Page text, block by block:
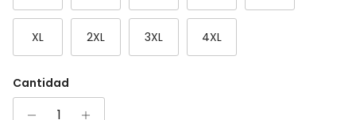
XL 2XL 3XL 4XL
Cantidad